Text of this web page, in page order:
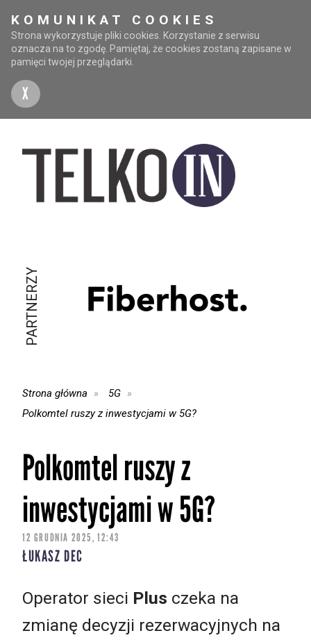
KOMUNIKAT COOKIES
Strona wykorzystuje pliki cookies. Korzystanie z serwisu
oznacza na to zgodę. Pamiętaj, że cookies zostaną zapisane w
pamięci twojej przeglądarki.
X
PARTNERZY
Strona główna
5G
Polkomtel ruszy z inwestycjami w 5G?
Polkomtel ruszy z
inwestycjami w 5G?
12 GRUDNIA 2025, 12:43
ŁUKASZ DEC
Operator sieci Plus czeka na
zmianę decyzji rezerwacyjnych na